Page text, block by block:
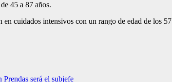
45 a 87 años.
en cuidados intensivos con un rango de edad de los
será el subjefe